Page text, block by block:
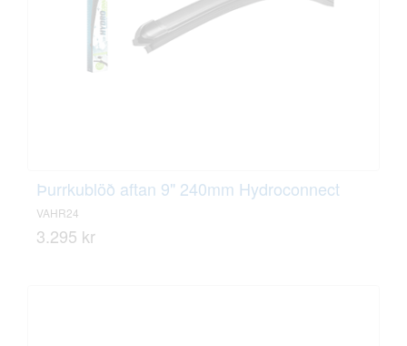
Þurrkublöð aftan 9" 240mm Hydroconnect
VAHR24
3.295 kr